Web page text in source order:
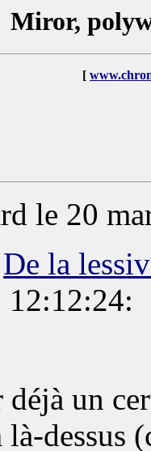
Miror,
[
le 20
De la
12:12:24:
un
dessus